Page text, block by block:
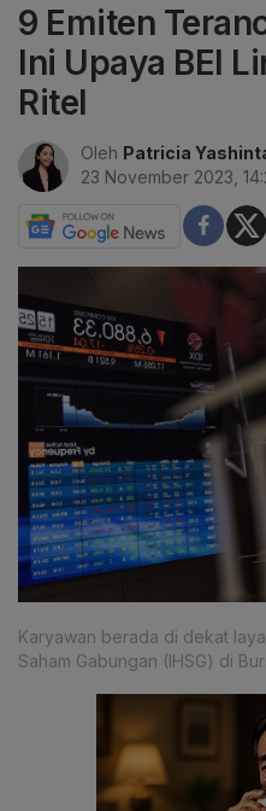
9 Emiten
Ini Upaya BEI
Ritel
Oleh Patricia
23 November 2023,
Karyawan berada di dekat
Saham Gabungan (IHSG) di